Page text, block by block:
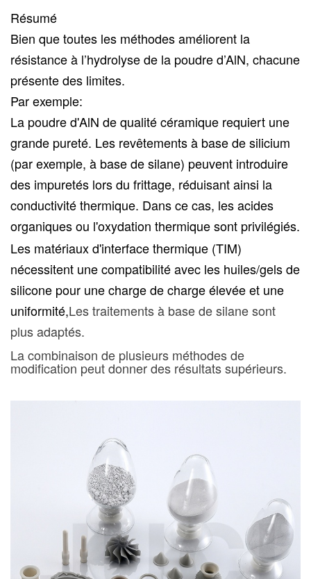
Résumé
Bien que toutes les méthodes améliorent la
résistance à l’hydrolyse de la poudre d’AlN, chacune
présente des limites.
Par exemple:
La poudre d'AlN de qualité céramique requiert une
grande pureté. Les revêtements à base de silicium
(par exemple, à base de silane) peuvent introduire
des impuretés lors du frittage, réduisant ainsi la
conductivité thermique. Dans ce cas, les acides
organiques ou l'oxydation thermique sont privilégiés.
Les matériaux d'interface thermique (TIM)
nécessitent une compatibilité avec les huiles/gels de
silicone pour une charge de charge élevée et une
uniformité,Les traitements à base de silane sont
plus adaptés.
La combinaison de plusieurs méthodes de
modification peut donner des résultats supérieurs.